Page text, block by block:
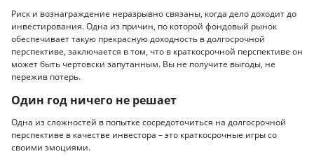
Риск и вознаграждение неразрывно связаны, когда дело доходит до
инвестирования. Одна из причин, по которой фондовый рынок
обеспечивает такую прекрасную доходность в долгосрочной
перспективе, заключается в том, что в краткосрочной перспективе он
может быть чертовски запутанным. Вы не получите выгоды, не
пережив потерь.
Один год ничего не решает
Одна из сложностей в попытке сосредоточиться на долгосрочной
перспективе в качестве инвестора – это краткосрочные игры со
своими эмоциями.